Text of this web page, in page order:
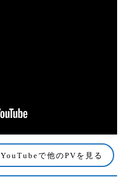
YouTubeで他のPVを見る